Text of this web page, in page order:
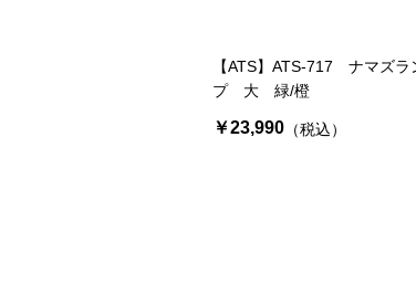
【ATS】ATS-717 ナマズラ
プ 大 緑/橙
￥23,990 （税込）